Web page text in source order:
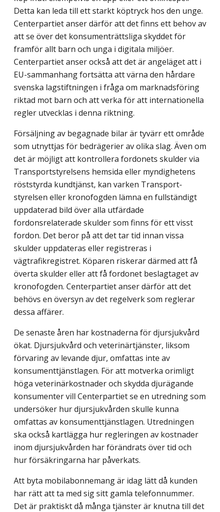
Detta kan leda till ett starkt köptryck hos den unge.
Centerpartiet anser därför att det finns ett behov av
att se över det konsument­rättsliga skyddet för
framför allt barn och unga i digitala miljöer.
Centerpartiet anser också att det är angeläget att i
EU-sammanhang fortsätta att värna den hårdare
svenska lagstiftningen i fråga om marknadsföring
riktad mot barn och att verka för att internationella
regler utvecklas i denna riktning.
Försäljning av begagnade bilar är tyvärr ett område
som utnyttjas för bedrägerier av olika slag. Även om
det är möjligt att kontrollera fordonets skulder via
Transport­styrelsens hemsida eller myndighetens
röststyrda kundtjänst, kan varken Transport­
styrelsen eller kronofogden lämna en fullständigt
uppdaterad bild över alla utfärdade
fordonsrelaterade skulder som finns för ett visst
fordon. Det beror på att det tar tid innan vissa
skulder uppdateras eller registreras i
vägtrafikregistret. Köparen riskerar därmed att få
överta skulder eller att få fordonet beslagtaget av
kronofogden. Centerpartiet anser därför att det
behövs en översyn av det regelverk som reglerar
dessa affärer.
De senaste åren har kostnaderna för djursjukvård
ökat. Djursjukvård och veterinärtjänster, liksom
förvaring av levande djur, omfattas inte av
konsument­tjänstlagen. För att motverka orimligt
höga veterinärkostnader och skydda djurägande
konsumenter vill Centerpartiet se en utredning som
undersöker hur djursjukvården skulle kunna
omfattas av konsumenttjänstlagen. Utredningen
ska också kartlägga hur regleringen av kostnader
inom djursjukvården har förändrats över tid och
hur försäkringarna har påverkats.
Att byta mobilabonnemang är idag lätt då kunden
har rätt att ta med sig sitt gamla telefonnummer.
Det är praktiskt då många tjänster är knutna till det